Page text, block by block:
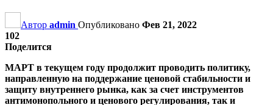
Автор admin Опубликовано Фев 21, 2022
102
Поделится
МАРТ в текущем году продолжит проводить политику,
направленную на поддержание ценовой стабильности и
защиту внутреннего рынка, как за счет инструментов
антимонопольного и ценового регулирования, так и